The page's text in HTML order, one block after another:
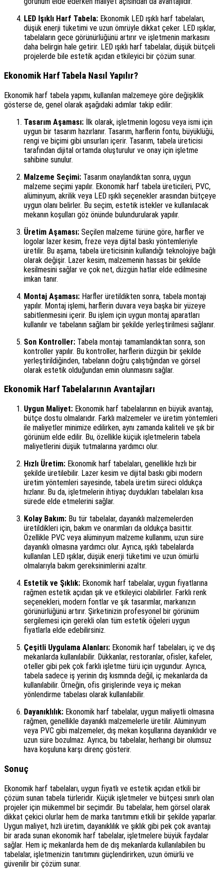
LED Işıklı Harf Tabela: Ekonomik LED ışıklı harf tabelaları,
düşük enerji tüketimi ve uzun ömrüyle dikkat çeker. LED ışıklar,
tabelaların gece görünürlüğünü artırır ve işletmenin markasını
daha belirgin hale getirir. LED ışıklı harf tabelalar, düşük bütçeli
projelerde bile estetik açıdan etkileyici bir çözüm sunar.
Ekonomik Harf Tabela Nasıl Yapılır?
Ekonomik harf tabela yapımı, kullanılan malzemeye göre değişiklik
gösterse de, genel olarak aşağıdaki adımlar takip edilir:
Tasarım Aşaması: İlk olarak, işletmenin logosu veya ismi için
uygun bir tasarım hazırlanır. Tasarım, harflerin fontu, büyüklüğü,
rengi ve biçimi gibi unsurları içerir. Tasarım, tabela üreticisi
tarafından dijital ortamda oluşturulur ve onay için işletme
sahibine sunulur.
Malzeme Seçimi: Tasarım onaylandıktan sonra, uygun
malzeme seçimi yapılır. Ekonomik harf tabela üreticileri, PVC,
alüminyum, akrilik veya LED ışıklı seçenekler arasından bütçeye
uygun olanı belirler. Bu seçim, estetik istekler ve kullanılacak
mekanın koşulları göz önünde bulundurularak yapılır.
Üretim Aşaması: Seçilen malzeme türüne göre, harfler ve
logolar lazer kesim, freze veya dijital baskı yöntemleriyle
üretilir. Bu aşama, tabela üreticisinin kullandığı teknolojiye bağlı
olarak değişir. Lazer kesim, malzemenin hassas bir şekilde
kesilmesini sağlar ve çok net, düzgün hatlar elde edilmesine
imkan tanır.
Montaj Aşaması: Harfler üretildikten sonra, tabela montajı
yapılır. Montaj işlemi, harflerin duvara veya başka bir yüzeye
sabitlenmesini içerir. Bu işlem için uygun montaj aparatları
kullanılır ve tabelanın sağlam bir şekilde yerleştirilmesi sağlanır.
Son Kontroller: Tabela montajı tamamlandıktan sonra, son
kontroller yapılır. Bu kontroller, harflerin düzgün bir şekilde
yerleştirildiğinden, tabelanın doğru çalıştığından ve görsel
olarak estetik olduğundan emin olunmasını sağlar.
Ekonomik Harf Tabelalarının Avantajları
Uygun Maliyet: Ekonomik harf tabelalarının en büyük avantajı,
bütçe dostu olmalarıdır. Farklı malzemeler ve üretim yöntemleri
ile maliyetler minimize edilirken, aynı zamanda kaliteli ve şık bir
görünüm elde edilir. Bu, özellikle küçük işletmelerin tabela
maliyetlerini düşük tutmalarına yardımcı olur.
Hızlı Üretim: Ekonomik harf tabelaları, genellikle hızlı bir
şekilde üretilebilir. Lazer kesim ve dijital baskı gibi modern
üretim yöntemleri sayesinde, tabela üretim süreci oldukça
hızlanır. Bu da, işletmelerin ihtiyaç duydukları tabelaları kısa
sürede elde etmelerini sağlar.
Kolay Bakım: Bu tür tabelalar, dayanıklı malzemelerden
üretildikleri için, bakım ve onarımları da oldukça basittir.
Özellikle PVC veya alüminyum malzeme kullanımı, uzun süre
dayanıklı olmasına yardımcı olur. Ayrıca, ışıklı tabelalarda
kullanılan LED ışıklar, düşük enerji tüketimi ve uzun ömürlü
olmalarıyla bakım gereksinimlerini azaltır.
Estetik ve Şıklık: Ekonomik harf tabelalar, uygun fiyatlarına
rağmen estetik açıdan şık ve etkileyici olabilirler. Farklı renk
seçenekleri, modern fontlar ve şık tasarımlar, markanızın
görünürlüğünü artırır. Şirketinizin profesyonel bir görünüm
sergilemesi için gerekli olan tüm estetik öğeleri uygun
fiyatlarla elde edebilirsiniz.
Çeşitli Uygulama Alanları: Ekonomik harf tabelaları, iç ve dış
mekanlarda kullanılabilir. Dükkanlar, restoranlar, ofisler, kafeler,
oteller gibi pek çok farklı işletme türü için uygundur. Ayrıca,
tabela sadece iş yerinin dış kısmında değil, iç mekanlarda da
kullanılabilir. Örneğin, ofis girişlerinde veya iç mekan
yönlendirme tabelası olarak kullanılabilir.
Dayanıklılık: Ekonomik harf tabelalar, uygun maliyetli olmasına
rağmen, genellikle dayanıklı malzemelerle üretilir. Alüminyum
veya PVC gibi malzemeler, dış mekan koşullarına dayanıklıdır ve
uzun süre bozulmaz. Ayrıca, bu tabelalar, herhangi bir olumsuz
hava koşuluna karşı direnç gösterir.
Sonuç
Ekonomik harf tabelaları, uygun fiyatlı ve estetik açıdan etkili bir
çözüm sunan tabela türleridir. Küçük işletmeler ve bütçesi sınırlı olan
projeler için mükemmel bir seçimdir. Bu tabelalar, hem görsel olarak
dikkat çekici olurlar hem de marka tanıtımını etkili bir şekilde yaparlar.
Uygun maliyet, hızlı üretim, dayanıklılık ve şıklık gibi pek çok avantajı
bir arada sunan ekonomik harf tabelalar, işletmelere büyük faydalar
sağlar. Hem iç mekanlarda hem de dış mekanlarda kullanılabilen bu
tabelalar, işletmenizin tanıtımını güçlendirirken, uzun ömürlü ve
güvenilir bir çözüm sunar.